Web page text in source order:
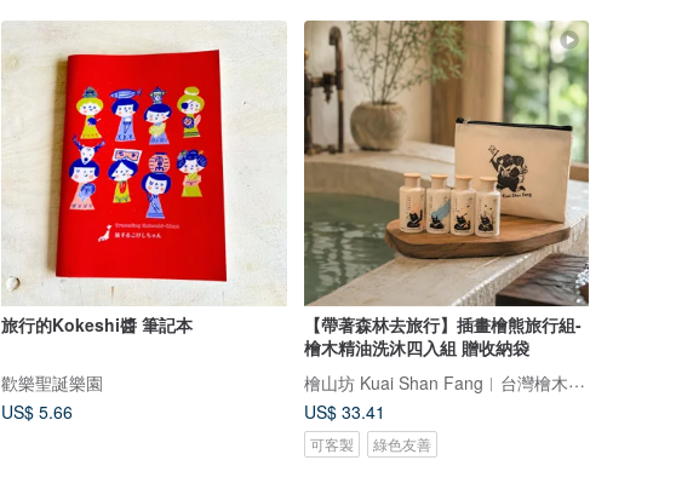
旅行的Kokeshi醬 筆記本
歡樂聖誕樂園
US$ 5.66
【帶著森林去旅行】插畫檜熊旅行組-
檜木精油洗沐四入組 贈收納袋
檜山坊 Kuai Shan Fang︱台灣檜木香氛領導品牌，療癒森林
US$ 33.41
可客製 綠色友善